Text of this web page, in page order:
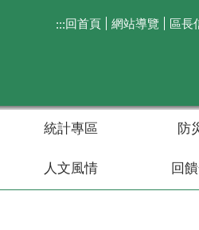
:::回首頁 網站導覽 區長
統計專區 防
人文風情 回